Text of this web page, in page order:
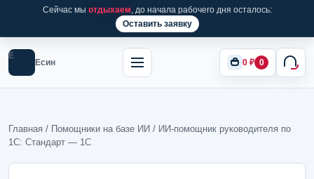
Сейчас мы отдыхаем, до начала рабочего дня осталось:
Оставить заявку
Е
Есин 0 ₽ 0
Главная / Помощники на базе ИИ / ИИ-помощник руководителя по
1С: Стандарт — 1С